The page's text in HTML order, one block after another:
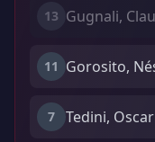
13 Gugnali,
11 Gorosito,
7 Tedini,